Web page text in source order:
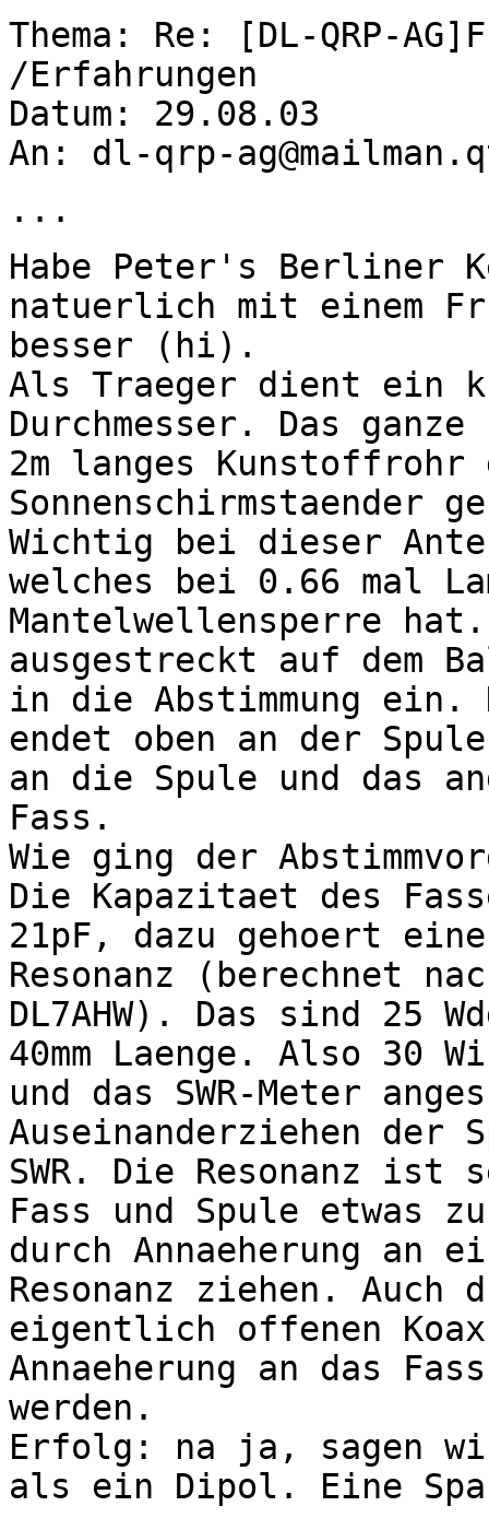
Thema: Re: [DL-QRP-
/Erfahrungen
Datum: 29.08.03
An: dl-qrp-
...
Habe Peter's Berliner
natuerlich mit einem
besser (hi).
Als Traeger dient ein
Durchmesser. Das
2m langes
Sonnenschirmstaender
Wichtig bei dieser
welches bei 0.66 mal
Mantelwellensperre
ausgestreckt auf dem
in die Abstimmung ein.
endet oben an der
an die Spule und das
Fass.
Wie ging der
Die Kapazitaet des
21pF, dazu gehoert
Resonanz (berechnet
DL7AHW). Das sind 25
40mm Laenge. Also 30
und das SWR-Meter
Auseinanderziehen der
SWR. Die Resonanz ist
Fass und Spule etwas
durch Annaeherung an
Resonanz ziehen. Auch
eigentlich offenen
Annaeherung an das
werden.
Erfolg: na ja, sagen
als ein Dipol. Eine